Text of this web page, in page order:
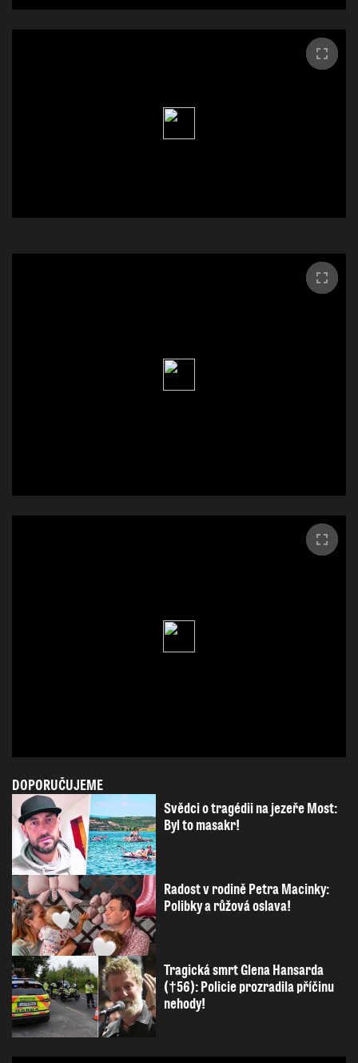
DOPORUČUJEME
Svědci o tragédii na jezeře Most:
Byl to masakr!
Radost v rodině Petra Macinky:
Polibky a růžová oslava!
Tragická smrt Glena Hansarda
(†56): Policie prozradila příčinu
nehody!